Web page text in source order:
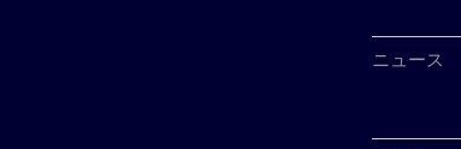
ニュース